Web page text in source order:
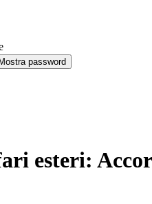
Mostra password
esteri: